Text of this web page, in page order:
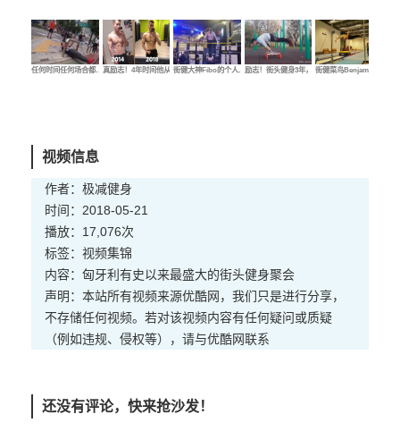
任何时间任何场合都… 真励志！4年时间他从…街健大神Fibo的个人…励志！街头健身3年，…街健菜鸟Benjamin的…
视频信息
作者：极减健身
时间：2018-05-21
播放：17,076次
标签： 视频集锦
内容：匈牙利有史以来最盛大的街头健身聚会
声明：本站所有视频来源优酷网，我们只是进行分享，
不存储任何视频。若对该视频内容有任何疑问或质疑
（例如违规、侵权等），请与优酷网联系
还没有评论，快来抢沙发！